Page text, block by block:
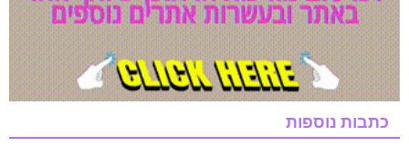
כתבות נוספות